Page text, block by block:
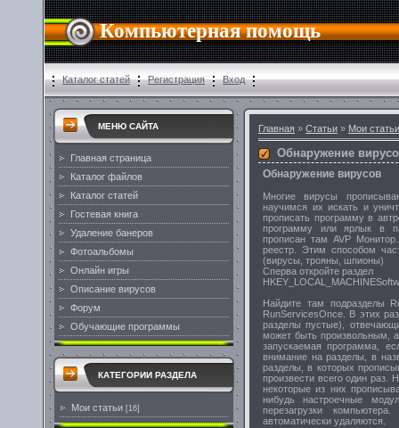
Компьютерная помощь
Каталог статей Регистрация Вход
МЕНЮ САЙТА
Главная страница
Каталог файлов
Каталог статей
Гостевая книга
Удаление банеров
Фотоальбомы
Онлайн игры
Описание вирусов
Форум
Обучающие программы
КАТЕГОРИИ РАЗДЕЛА
Мои статьи [16]
Главная » Статьи » Мои статьи
Обнаружение
Обнаружение вирусов
Многие вирусы
научимся их искать и
прописать программу в
программу или ярлык в
прописан там AVP
реестр. Этим способом
(вирусы, трояны, шпионы)
Сперва откройте раздел
Найдите там подразделы
RunServicesOnce. В этих
разделы пустые),
может быть произвольным,
запускаемая программа,
внимание на разделы, в
разделы, в которых
произвести всего один раз.
некоторые из них
нибудь настроечные
перезагрузки
автоматически удаляются.